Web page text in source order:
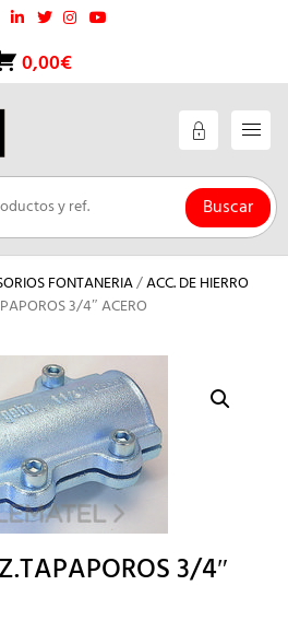
0,00€
Buscar
FONTANERIA/ACC. DE HIERRO
3/4″ ACERO
3/4″